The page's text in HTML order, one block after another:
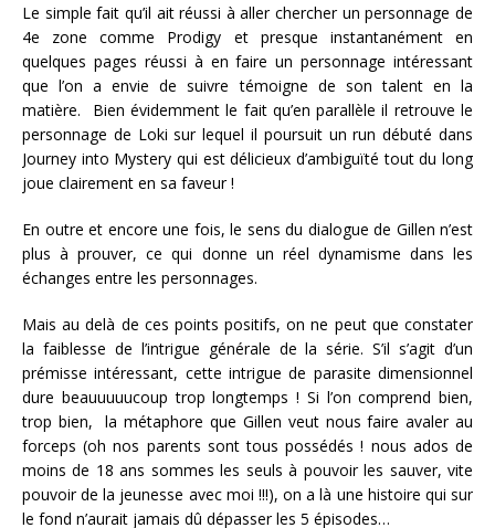
Le simple fait qu’il ait réussi à aller chercher un personnage de
4e zone comme Prodigy et presque instantanément en
quelques pages réussi à en faire un personnage intéressant
que l’on a envie de suivre témoigne de son talent en la
matière. Bien évidemment le fait qu’en parallèle il retrouve le
personnage de Loki sur lequel il poursuit un run débuté dans
Journey into Mystery qui est délicieux d’ambiguïté tout du long
joue clairement en sa faveur !
En outre et encore une fois, le sens du dialogue de Gillen n’est
plus à prouver, ce qui donne un réel dynamisme dans les
échanges entre les personnages.
Mais au delà de ces points positifs, on ne peut que constater
la faiblesse de l’intrigue générale de la série. S’il s’agit d’un
prémisse intéressant, cette intrigue de parasite dimensionnel
dure beauuuuucoup trop longtemps ! Si l’on comprend bien,
trop bien, la métaphore que Gillen veut nous faire avaler au
forceps (oh nos parents sont tous possédés ! nous ados de
moins de 18 ans sommes les seuls à pouvoir les sauver, vite
pouvoir de la jeunesse avec moi !!!), on a là une histoire qui sur
le fond n’aurait jamais dû dépasser les 5 épisodes…